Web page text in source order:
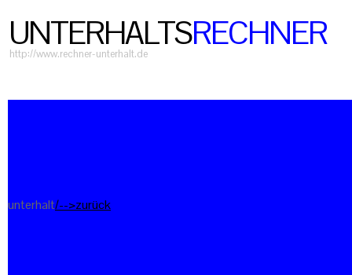
UNTERHALTSRECHNER
http://www.rechner-unterhalt.de
unterhalt/-->zurück